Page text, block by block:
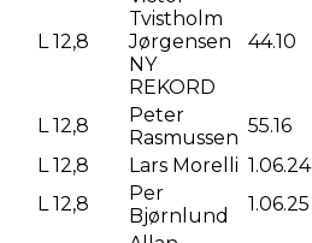
L 12,8
Tvistholm
Jørgensen
NY
REKORD
44.10
L 12,8
Peter
Rasmussen
55.16
L 12,8
Lars Morelli 1.06.24
L 12,8
Per
Bjørnlund
1.06.25